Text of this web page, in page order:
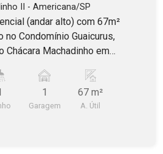
II - Americana/SP
(andar alto) com 67m²
no Condomínio Guaicurus,
Chácara Machadinho em
(podendo reverter para
social, cozinha com
também incluindo
1
Garagem
67 m²
A. Útil